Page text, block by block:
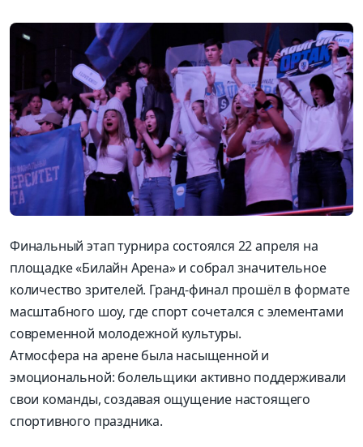
Финальный этап турнира состоялся 22 апреля на
площадке «Билайн Арена» и собрал значительное
количество зрителей. Гранд-финал прошёл в формате
масштабного шоу, где спорт сочетался с элементами
современной молодежной культуры.
Атмосфера на арене была насыщенной и
эмоциональной: болельщики активно поддерживали
свои команды, создавая ощущение настоящего
спортивного праздника.